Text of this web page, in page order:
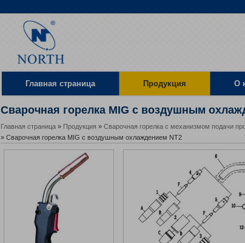
Главная страница Продукция О
Местоположение
Сварочная горелка MIG с воздушным
Главная страница » Продукция » Сварочная горелка с механизмом подачи
» Сварочная горелка MIG с воздушным охлаждением NT2